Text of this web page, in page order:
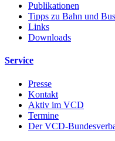
Publikationen
Tipps zu Bahn und
Links
Downloads
Service
Presse
Kontakt
Aktiv im VCD
Termine
Der VCD-